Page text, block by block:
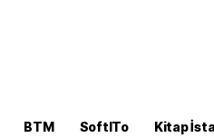
BTM SoftITo Kitap